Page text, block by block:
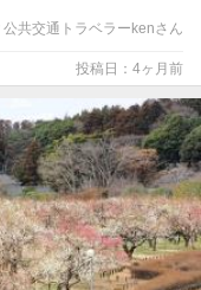
公共交通トラベラーkenさん
投稿日：4ヶ月前